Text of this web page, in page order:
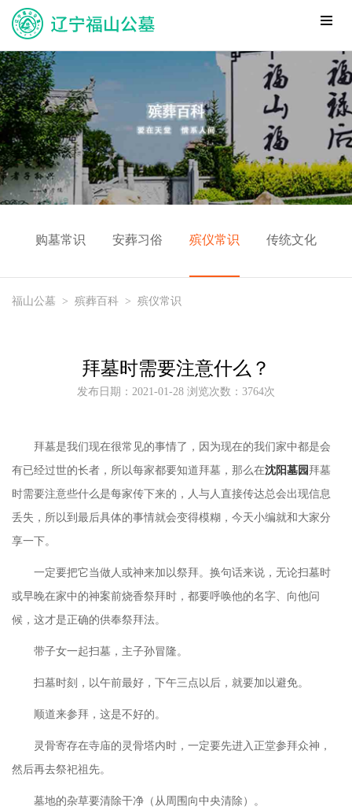
购墓常识 安葬习俗 殡仪常识 传统文化
福山公墓 > 殡葬百科 > 殡仪常识
拜墓时需要注意什么？
发布日期：2021-01-28 浏览次数：3764次
拜墓是我们现在很常见的事情了，因为现在的我们家中都是会
有已经过世的长者，所以每家都要知道拜墓，那么在沈阳墓园 拜墓
时需要注意些什么是每家传下来的，人与人直接传达总会出现信息
丢失，所以到最后具体的事情就会变得模糊，今天小编就和大家分
享一下。
一定要把它当做人或神来加以祭拜。换句话来说，无论扫墓时
或早晚在家中的神案前烧香祭拜时，都要呼唤他的名字、向他问
候，这才是正确的供奉祭拜法。
带子女一起扫墓，主子孙冒隆。
扫墓时刻，以午前最好，下午三点以后，就要加以避免。
顺道来参拜，这是不好的。
灵骨寄存在寺庙的灵骨塔内时，一定要先进入正堂参拜众神，
然后再去祭祀祖先。
墓地的杂草要清除干净（从周围向中央清除）。